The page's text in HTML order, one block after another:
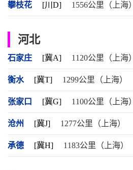
攀枝花 [川D] 1556公里（上海）
河北
石家庄 [冀A] 1120公里（上海）
衡水 [冀T] 1299公里（上海）
张家口 [冀G] 1100公里（上海）
沧州 [冀J] 1277公里（上海）
承德 [冀H] 1183公里（上海）